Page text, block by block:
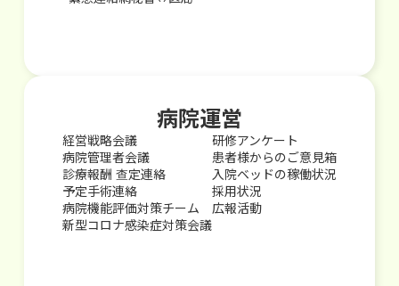
病院運営
経営戦略会議
病院管理者会議
診療報酬 查定連絡
予定手術連絡
病院機能評価対策チーム
新型コロナ感染症対策会議
研修アンケート
患者様からのご意見箱
入院ベッドの稼働状況
採用状況
広報活動